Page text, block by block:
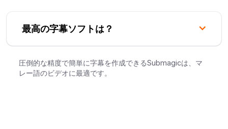
最高の字幕ソフトは？
圧倒的な精度で簡単に字幕を作成できるSubmagicは、マ
レー語のビデオに最適です。